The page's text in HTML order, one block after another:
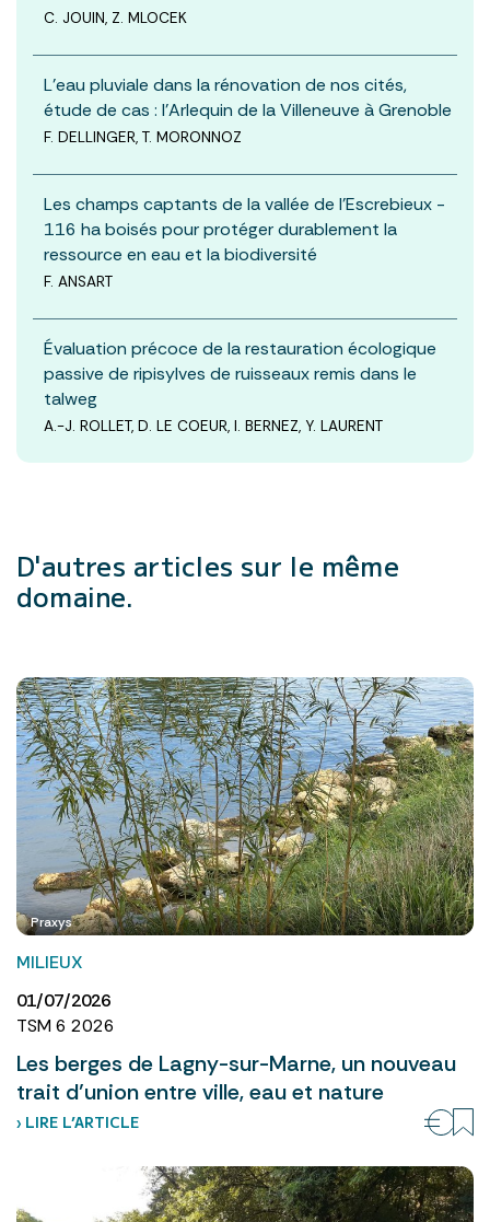
C. JOUIN, Z. MLOCEK
L’eau pluviale dans la rénovation de nos cités,
étude de cas : l’Arlequin de la Villeneuve à Grenoble
F. DELLINGER, T. MORONNOZ
Les champs captants de la vallée de l’Escrebieux -
116 ha boisés pour protéger durablement la
ressource en eau et la biodiversité
F. ANSART
Évaluation précoce de la restauration écologique
passive de ripisylves de ruisseaux remis dans le
talweg
A.-J. ROLLET, D. LE COEUR, I. BERNEZ, Y. LAURENT
D'autres articles sur le même
domaine.
Praxys
MILIEUX
01/07/2026
TSM 6 2026
Les berges de Lagny-sur-Marne, un nouveau
trait d’union entre ville, eau et nature
› LIRE L’ARTICLE